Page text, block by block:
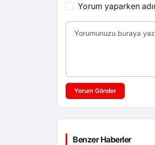
Yorum yaparken
Yorum Gönder
Benzer Haberler